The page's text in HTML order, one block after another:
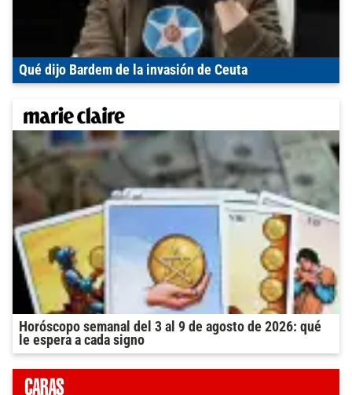
Qué dijo Bardem de la invasión de Ceuta
Horóscopo semanal del 3 al 9 de agosto de 2026: qué
le espera a cada signo